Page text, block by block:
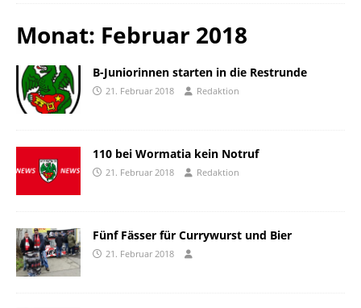
Monat: Februar 2018
B-Juniorinnen starten in die Restrunde
21. Februar 2018 Redaktion
110 bei Wormatia kein Notruf
21. Februar 2018 Redaktion
Fünf Fässer für Currywurst und Bier
21. Februar 2018